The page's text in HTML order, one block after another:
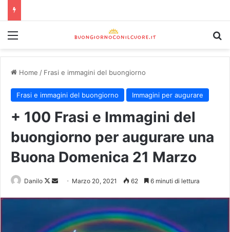
Home / Frasi e immagini del buongiorno
Frasi e immagini del buongiorno Immagini per augurare
+ 100 Frasi e Immagini del
buongiorno per augurare una
Buona Domenica 21 Marzo
Danilo Marzo 20, 2021 62 6 minuti di lettura